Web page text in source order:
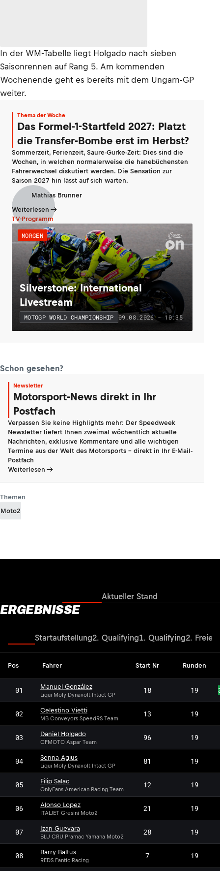
In der WM-Tabelle liegt Holgado nach sieben
Saisonrennen auf Rang 5. Am kommenden
Wochenende geht es bereits mit dem Ungarn-GP
weiter.
Thema der Woche
Das Formel-1-Startfeld 2027: Platzt
die Transfer-Bombe erst im Herbst?
Sommerzeit, Ferienzeit, Saure-Gurke-Zeit: Dies sind die
Wochen, in welchen normalerweise die hanebüchensten
Fahrerwechsel diskutiert werden. Die Sensation zur
Saison 2027 hin lässt auf sich warten.
Mathias Brunner
Weiterlesen
TV-Programm
MORGEN
Silverstone: International
Livestream
MOTOGP WORLD CHAMPIONSHIP 09.08.2026 - 10:35
Schon gesehen?
Newsletter
Motorsport-News direkt in Ihr
Postfach
Verpassen Sie keine Highlights mehr: Der Speedweek
Newsletter liefert Ihnen zweimal wöchentlich aktuelle
Nachrichten, exklusive Kommentare und alle wichtigen
Termine aus der Welt des Motorsports - direkt in Ihr E-Mail-
Postfach
Weiterlesen
Themen
Moto2
Aktueller Stand
ERGEBNISSE
Startaufstellung2. Qualifying1. Qualifying2. Freies
Pos Fahrer Start Nr Runden
01 Manuel González
Liqui Moly Dynavolt Intact GP 18 19
02 Celestino Vietti
MB Conveyors SpeedRS Team 13 19
03 Daniel Holgado
CFMOTO Aspar Team 96 19
04 Senna Agius
Liqui Moly Dynavolt Intact GP 81 19
05 Filip Salac
OnlyFans American Racing Team 12 19
06 Alonso Lopez
ITALJET Gresini Moto2 21 19
07 Izan Guevara
BLU CRU Pramac Yamaha Moto2 28 19
08 Barry Baltus
REDS Fantic Racing 7 19